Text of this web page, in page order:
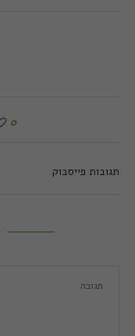
0
תגובות פייסבוק